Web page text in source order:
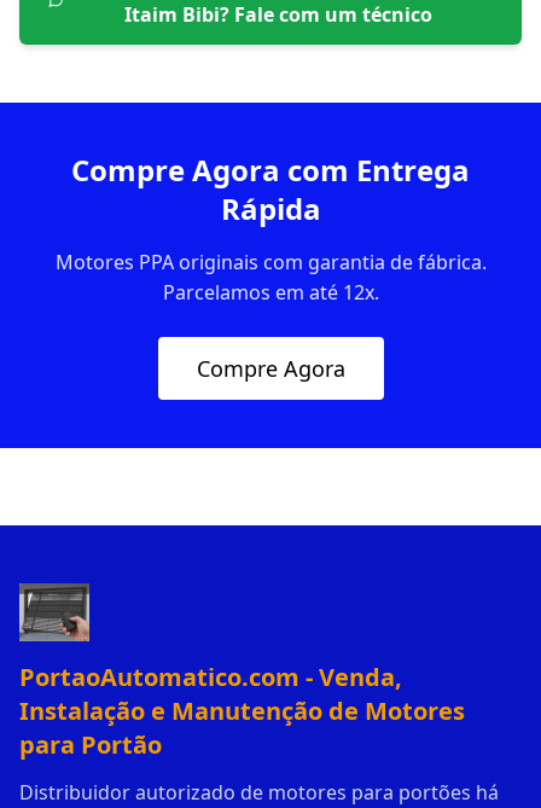
Itaim Bibi? Fale com um técnico
Compre Agora com Entrega
Rápida
Motores PPA originais com garantia de fábrica.
Parcelamos em até 12x.
Compre Agora
PortaoAutomatico.com - Venda,
Instalação e Manutenção de Motores
para Portão
Distribuidor autorizado de motores para portões há